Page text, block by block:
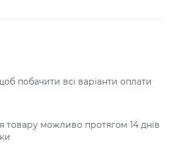
побачити всі варіанти оплати
товару можливо протягом 14 днів